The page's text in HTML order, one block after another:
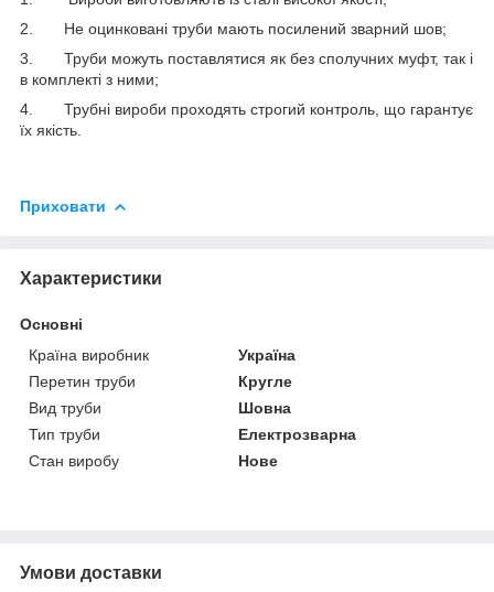
2. Не оцинковані труби мають посилений зварний шов;
3. Труби можуть поставлятися як без сполучних муфт, так і
в комплекті з ними;
4. Трубні вироби проходять строгий контроль, що гарантує
їх якість.
Приховати
Характеристики
Основні
Країна виробник
Україна
Перетин труби
Кругле
Вид труби
Шовна
Тип труби
Електрозварна
Стан виробу
Нове
Умови доставки